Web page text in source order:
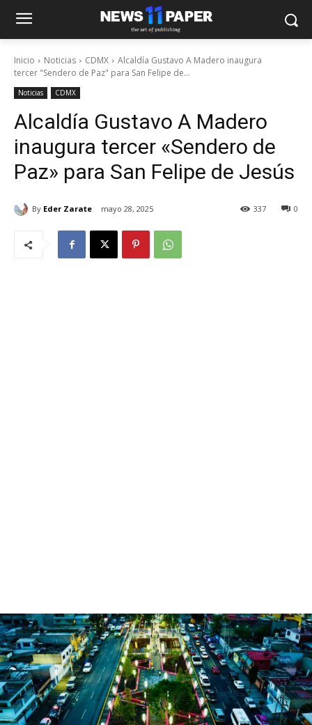
Inicio Noticias CDMX
Alcaldía Gustavo A Madero inaugura
tercer "Sendero de Paz" para San Felipe de...
Noticias CDMX
Alcaldía Gustavo A Madero
inaugura tercer «Sendero de
Paz» para San Felipe de Jesús
By Eder Zarate mayo 28, 2025 0
337